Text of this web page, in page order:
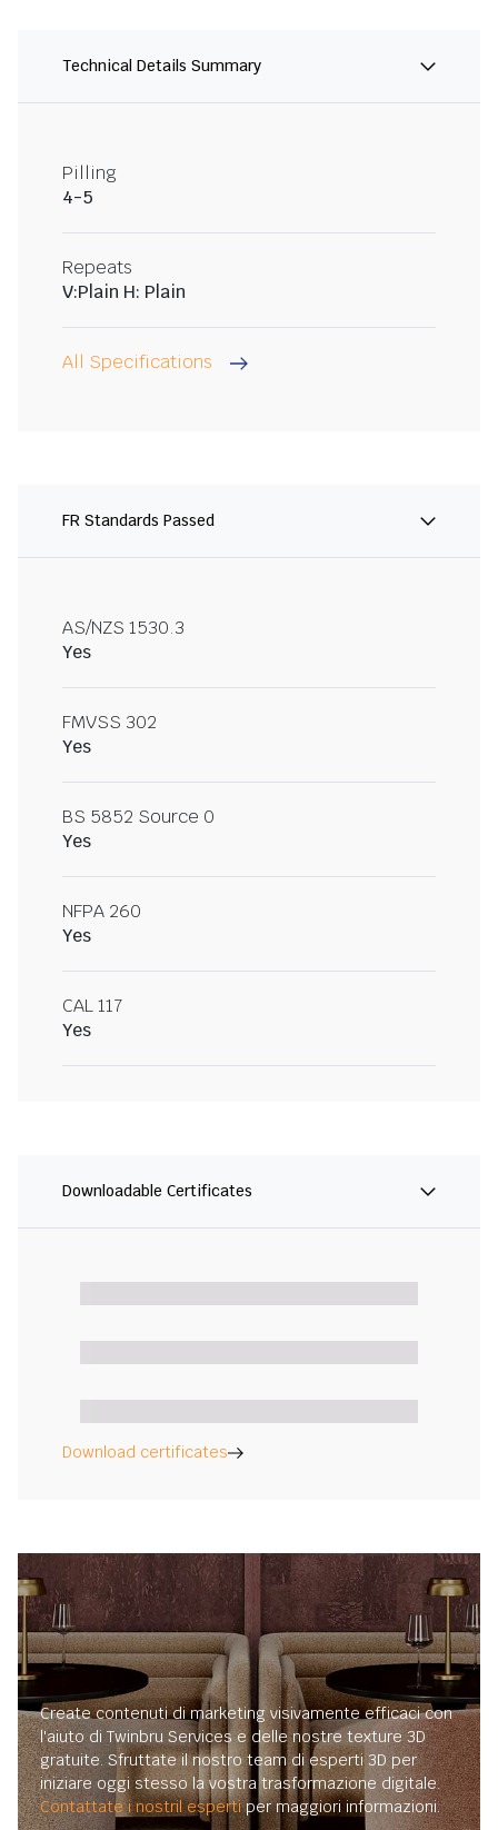
Technical Details Summary
Pilling
4-5
Repeats
V:Plain H: Plain
All Specifications
FR Standards Passed
AS/NZS 1530.3
Yes
FMVSS 302
Yes
BS 5852 Source 0
Yes
NFPA 260
Yes
CAL 117
Yes
Downloadable Certificates
Download certificates
Create contenuti di marketing visivamente efficaci con
l'aiuto di Twinbru Services e delle nostre texture 3D
gratuite. Sfruttate il nostro team di esperti 3D per
iniziare oggi stesso la vostra trasformazione digitale.
Contattate i nostril espertiper maggiori informazioni.